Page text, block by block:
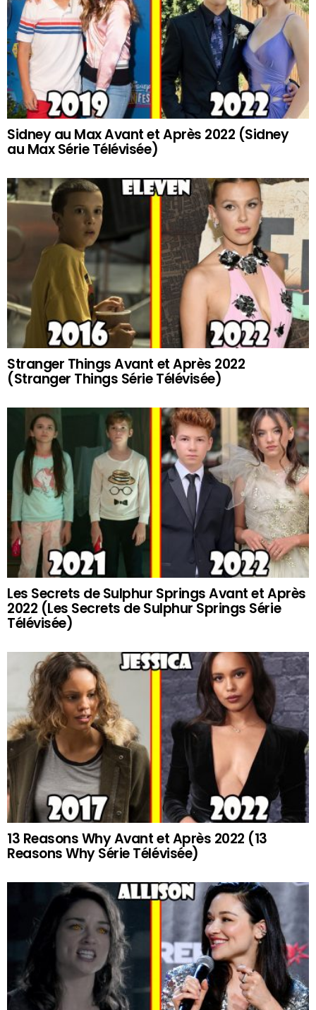
Sidney au Max Avant et Après 2022 (Sidney
au Max Série Télévisée)
Stranger Things Avant et Après 2022
(Stranger Things Série Télévisée)
Les Secrets de Sulphur Springs Avant et Après
2022 (Les Secrets de Sulphur Springs Série
Télévisée)
13 Reasons Why Avant et Après 2022 (13
Reasons Why Série Télévisée)